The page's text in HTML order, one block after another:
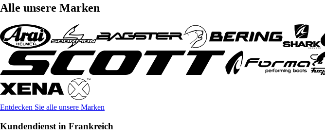
Alle unsere Marken
Entdecken Sie alle unsere Marken
Kundendienst in Frankreich